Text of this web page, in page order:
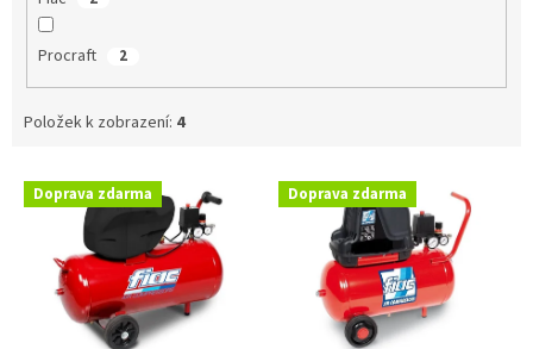
Procraft 2
Položek k zobrazení: 4
V Doprava zdarma Doprava zdarma